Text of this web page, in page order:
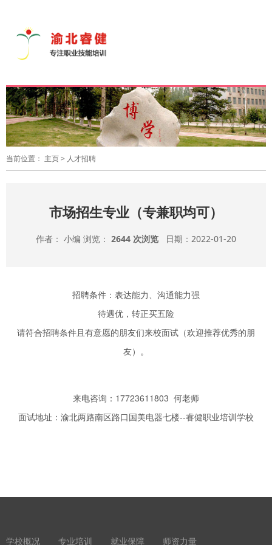
换
当前位置： 主页> 人才招聘
市场招生专业（专兼职均可）
作者： 小编 浏览： 2644 次浏览 日期：2022-01-20
招聘条件：表达能力、沟通能力强
待遇优，转正买五险
请符合招聘条件且有意愿的朋友们来校面试（欢迎推荐优秀的朋
友）。
来电咨询：17723611803 何老师
面试地址：渝北两路南区路口国美电器七楼--睿健职业培训学校
学校概况 专业培训 就业保障 师资力量